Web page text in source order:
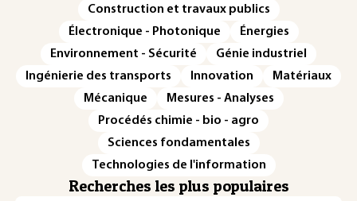
Construction et travaux publics
Électronique - Photonique
Énergies
Environnement - Sécurité
Génie industriel
Ingénierie des transports
Innovation
Matériaux
Mécanique
Mesures - Analyses
Procédés chimie - bio - agro
Sciences fondamentales
Technologies de l'information
Recherches les plus populaires